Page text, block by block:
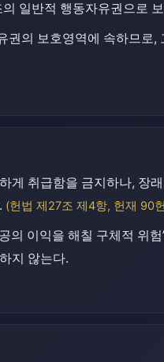
일반적 행동자유권으로
의 보호영역에 속하므로,
취급함을 금지하나, 장
(헌법 제27조 제4항, 헌재 90
의 이익을 해칠 구체적 위
지 않는다.